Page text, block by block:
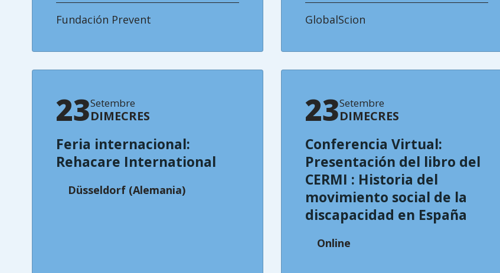
Fundación Prevent GlobalScion
Feria internacional:
Rehacare International
23Setembre
DIMECRES
Düsseldorf (Alemania)
Conferencia Virtual:
Presentación del libro del
CERMI : Historia del
movimiento social de la
discapacidad en España
23Setembre
DIMECRES
Online